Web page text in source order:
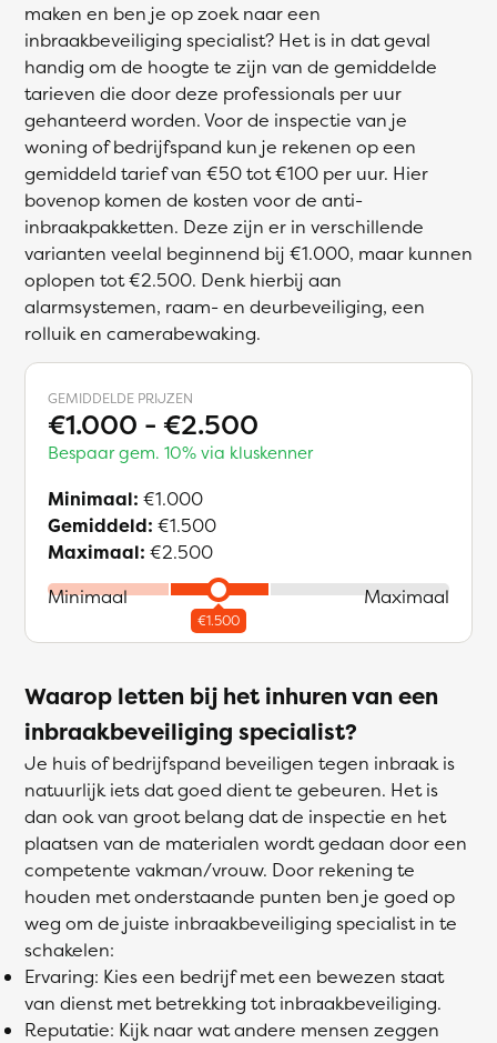
maken en ben je op zoek naar een
inbraakbeveiliging specialist? Het is in dat geval
handig om de hoogte te zijn van de gemiddelde
tarieven die door deze professionals per uur
gehanteerd worden. Voor de inspectie van je
woning of bedrijfspand kun je rekenen op een
gemiddeld tarief van €50 tot €100 per uur. Hier
bovenop komen de kosten voor de anti-
inbraakpakketten. Deze zijn er in verschillende
varianten veelal beginnend bij €1.000, maar kunnen
oplopen tot €2.500. Denk hierbij aan
alarmsystemen, raam- en deurbeveiliging, een
rolluik en camerabewaking.
GEMIDDELDE PRIJZEN
€1.000 - €2.500
Bespaar gem. 10% via kluskenner
Minimaal: €1.000
Gemiddeld: €1.500
Maximaal: €2.500
Minimaal
Maximaal
Waarop letten bij het inhuren van een
inbraakbeveiliging specialist?
Je huis of bedrijfspand beveiligen tegen inbraak is
natuurlijk iets dat goed dient te gebeuren. Het is
dan ook van groot belang dat de inspectie en het
plaatsen van de materialen wordt gedaan door een
competente vakman/vrouw. Door rekening te
houden met onderstaande punten ben je goed op
weg om de juiste inbraakbeveiliging specialist in te
schakelen:
Ervaring: Kies een bedrijf met een bewezen staat
van dienst met betrekking tot inbraakbeveiliging.
Reputatie: Kijk naar wat andere mensen zeggen